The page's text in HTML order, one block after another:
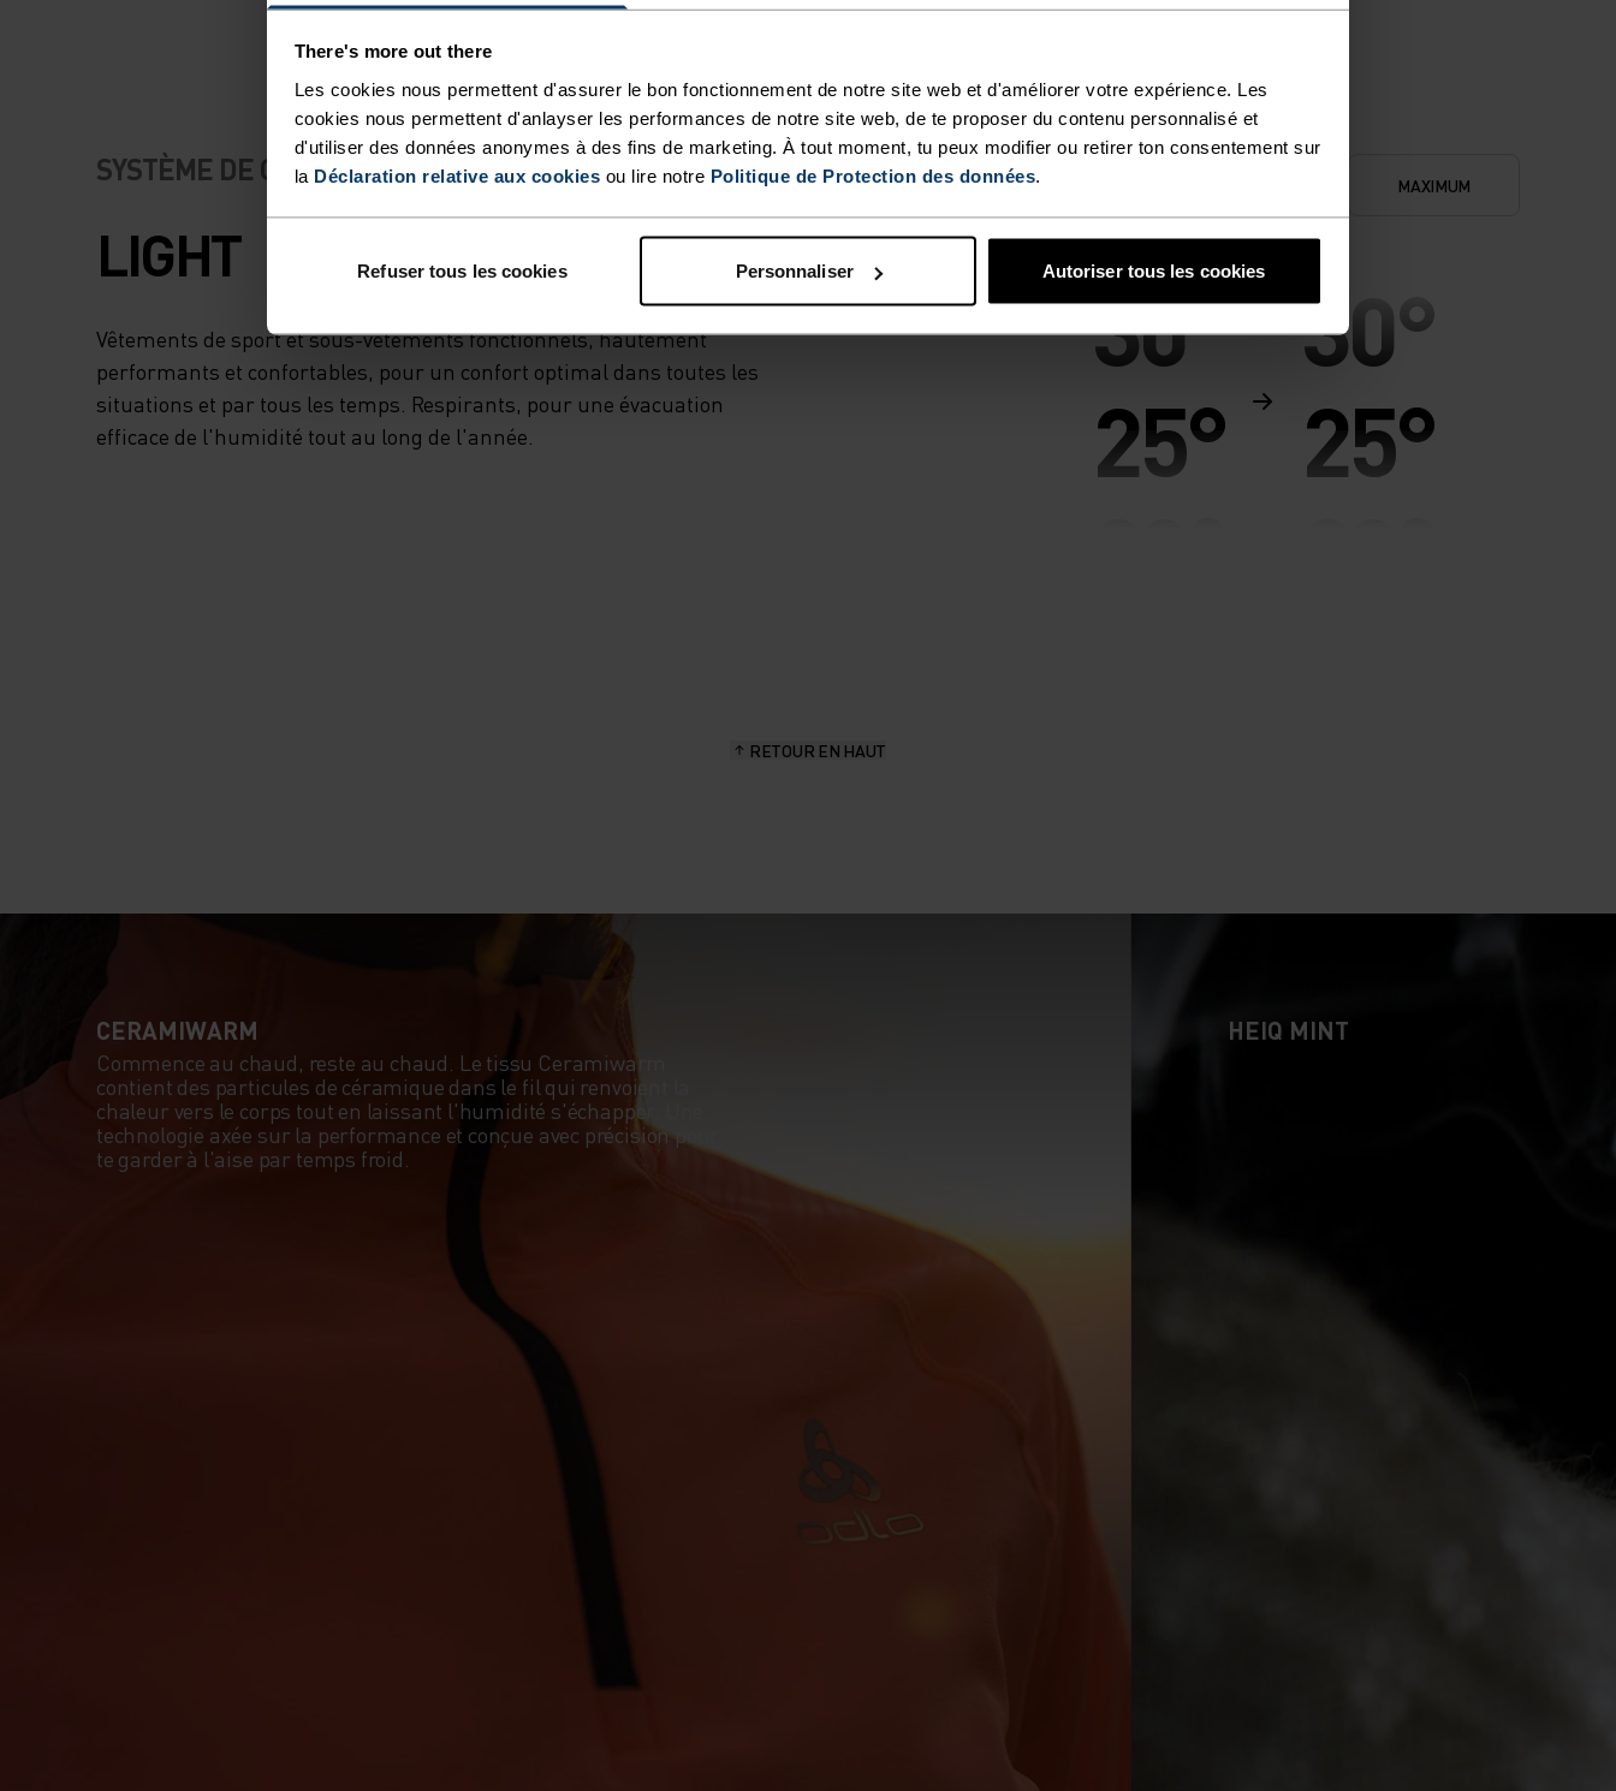
There's more out there
Les cookies nous permettent d'assurer le bon fonctionnement de notre site web et d'améliorer votre expérience. Les
cookies nous permettent d'anlayser les performances de notre site web, de te proposer du contenu personnalisé et
d'utiliser des données anonymes à des fins de marketing. À tout moment, tu peux modifier ou retirer ton consentement sur
la Déclaration relative aux cookies ou lire notre Politique de Protection des données.
Refuser tous les cookies Personnaliser Autoriser tous les cookies
SYSTÈME DE CONTRÔLE DE LA TEMPÉRATURE
LIGHT
Vêtements de sport et sous-vêtements fonctionnels, hautement
performants et confortables, pour un confort optimal dans toutes les
situations et par tous les temps. Respirants, pour une évacuation
efficace de l'humidité tout au long de l'année.
MAXIMUM
30°
25°
5°
-5°
-20°
30°
25°
5°
0°
-15°
RETOUR EN HAUT
CERAMIWARM
Commence au chaud, reste au chaud. Le tissu Ceramiwarm
contient des particules de céramique dans le fil qui renvoient la
chaleur vers le corps tout en laissant l'humidité s'échapper. Une
technologie axée sur la performance et conçue avec précision pour
te garder à l'aise par temps froid.
HEIQ MINT